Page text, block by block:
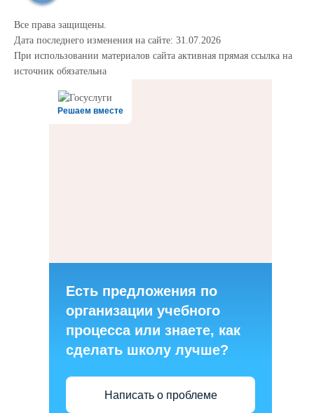
Все права защищены.
Дата последнего изменения на сайте: 31.07.2026
При использовании материалов сайта активная прямая ссылка на
источник обязательна
Решаем вместе
Есть предложения по
организации учебного
процесса или знаете, как
сделать школу лучше?
Написать о проблеме